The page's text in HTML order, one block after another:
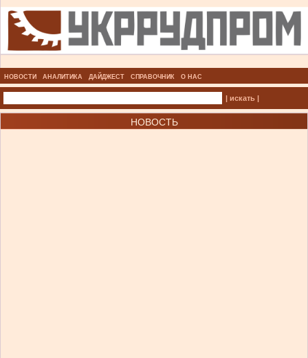
НОВОСТИ АНАЛИТИКА ДАЙДЖЕСТ СПРАВОЧНИК О НАС
| искать |
НОВОСТЬ